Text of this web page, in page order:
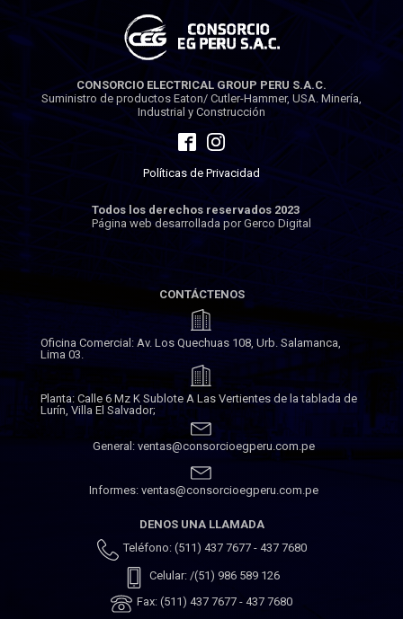
CONSORCIO ELECTRICAL GROUP PERU S.A.C.
Suministro de productos Eaton/ Cutler-Hammer, USA. Minería,
Industrial y Construcción
Políticas de Privacidad
Todos los derechos reservados 2023
Página web desarrollada por Gerco Digital
CONTÁCTENOS
Oficina Comercial: Av. Los Quechuas 108, Urb. Salamanca,
Lima 03.
Planta: Calle 6 Mz K Sublote A Las Vertientes de la tablada de
Lurín, Villa El Salvador;
General: ventas@consorcioegperu.com.pe
Informes: ventas@consorcioegperu.com.pe
DENOS UNA LLAMADA
Teléfono: (511) 437 7677 - 437 7680
Celular: /(51) 986 589 126
Fax: (511) 437 7677 - 437 7680